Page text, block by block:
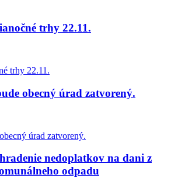
trhy 22.11.
trhy 22.11.
obecný úrad zatvorený.
úrad zatvorený.
nedoplatkov na dani z
odpadu